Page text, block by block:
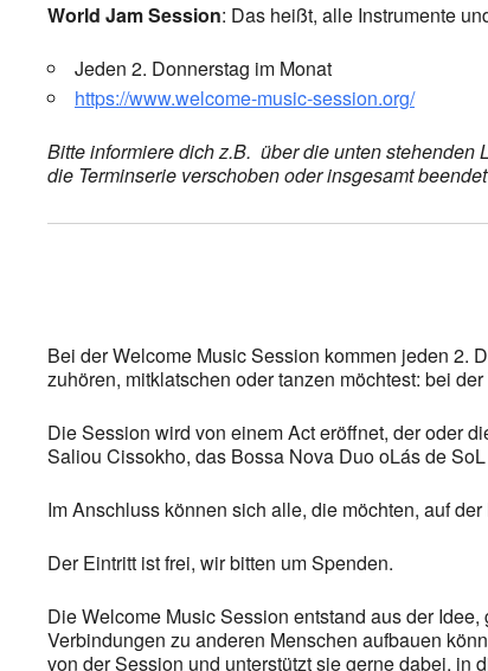
World Jam Session: Das heißt, alle Instrumente
Jeden 2. Donnerstag im Monat
https://www.welcome-music-session.org/
Bitte informiere dich z.B. über die unten stehenden
die Terminserie verschoben oder insgesamt
Bei der Welcome Music Session kommen jeden 2.
zuhören, mitklatschen oder tanzen möchtest: bei
Die Session wird von einem Act eröffnet, der oder
Saliou Cissokho, das Bossa Nova Duo oLás de
Im Anschluss können sich alle, die möchten, auf
Der Eintritt ist frei, wir bitten um Spenden.
Die Welcome Music Session entstand aus der
Verbindungen zu anderen Menschen aufbauen
von der Session und unterstützt sie gerne dabei, in